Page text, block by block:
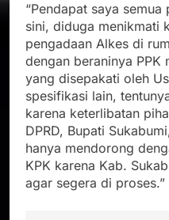
“Pendapat saya
sini, diduga menikmati
pengadaan Alkes di
dengan beraninya PPK
yang disepakati oleh
spesifikasi lain,
karena keterlibatan
DPRD, Bupati
hanya mendorong
KPK karena Kab.
agar segera di